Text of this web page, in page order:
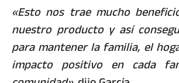
«Esto nos trae mucho
nuestro producto y así
para mantener la familia, el
impacto positivo en cada